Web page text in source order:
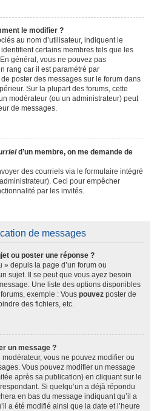
le modifier ?
au nom d’utilisateur, indiquent le
certains membres tels que les
général, vous ne pouvez pas
rang car il est paramétré par
poster des messages sur le forum dans
Sur la plupart des forums, cette
modérateur (ou un administrateur) peut
de messages.
d’un membre, on me demande de
des courriels via le formulaire intégré
Ceci pour empêcher
par les invités.
de messages
ou poster une réponse ?
depuis la page d’un forum ou
sujet. Il se peut que vous ayez besoin
Une liste des options disponibles
exemple : Vous pouvez poster de
des fichiers, etc.
un message ?
vous ne pouvez modifier ou
Vous pouvez modifier un message
après sa publication) en cliquant sur le
Si quelqu’un a déjà répondu
en bas du message indiquant qu’il a
a été modifié ainsi que la date et l’heure